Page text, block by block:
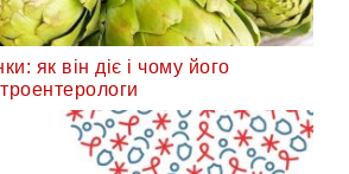
як він діє і чому його